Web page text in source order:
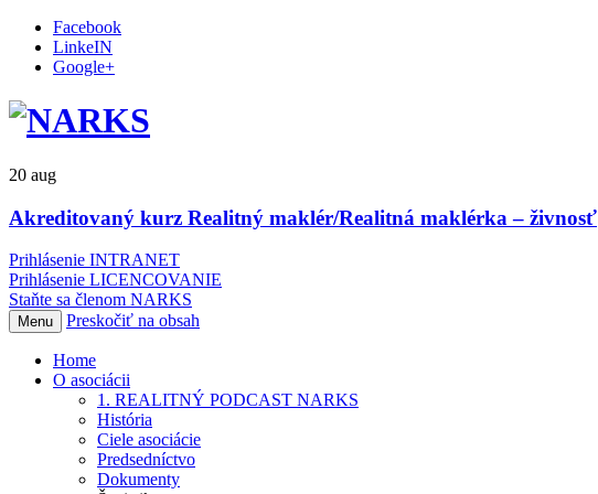
Facebook
LinkeIN
Google+
20 aug
Akreditovaný kurz Realitný maklér/Realitná maklérka – živnosť
Prihlásenie INTRANET
Prihlásenie LICENCOVANIE
Staňte sa členom NARKS
Menu Preskočiť na obsah
Home
O asociácii
1. REALITNÝ PODCAST NARKS
História
Ciele asociácie
Predsedníctvo
Dokumenty